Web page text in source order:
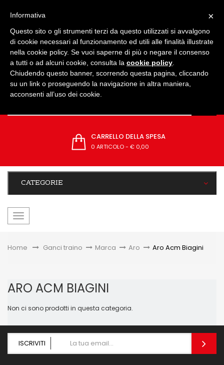
CARRELLO DELLA SPESA
0 ARTICOLO- € 0,00
CATEGORIE
navigazione
Home &gt;Ganci traino > Marca > Aro > Aro Acm Biagini
ARO ACM BIAGINI
Non ci sono prodotti in questa categoria.
ISCRIVITI
×
Informativa
Questo sito o gli strumenti terzi da questo utilizzati si avvalgono
di cookie necessari al funzionamento ed utili alle finalità illustrate
nella cookie policy. Se vuoi saperne di più o negare il consenso
a tutti o ad alcuni cookie, consulta la cookie policy
Chiudendo questo banner, scorrendo questa pagina, cliccando
su un link o proseguendo la navigazione in altra maniera,
acconsenti all’uso dei cookie.